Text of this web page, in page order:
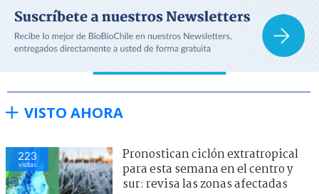
VISTO AHORA
223
visitas
Pronostican ciclón extratropical
para esta semana en el centro y
sur: revisa las zonas afectadas